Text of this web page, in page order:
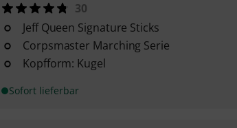
30
Jeff Queen Signature Sticks
Corpsmaster Marching Serie
Kopfform: Kugel
Sofort lieferbar